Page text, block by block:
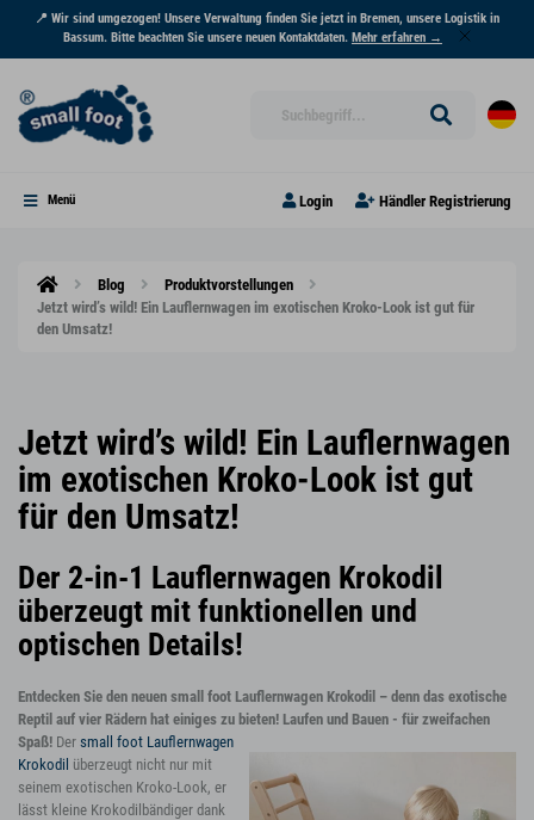
📍 Wir sind umgezogen! Unsere Verwaltung finden Sie jetzt in Bremen, unsere Logistik in
Bassum. Bitte beachten Sie unsere neuen Kontaktdaten. Mehr erfahren →
Menü Login Händler Registrierung
Blog
Produktvorstellungen
Jetzt wird’s wild! Ein Lauflernwagen im exotischen Kroko-Look ist gut für
den Umsatz!
Jetzt wird’s wild! Ein Lauflernwagen
im exotischen Kroko-Look ist gut
für den Umsatz!
Der 2-in-1 Lauflernwagen Krokodil
überzeugt mit funktionellen und
optischen Details!
Entdecken Sie den neuen small foot Lauflernwagen Krokodil – denn das exotische
Reptil auf vier Rädern hat einiges zu bieten! Laufen und Bauen - für zweifachen
Spaß! Der small foot Lauflernwagen
Krokodil überzeugt nicht nur mit
seinem exotischen Kroko-Look, er
lässt kleine Krokodilbändiger dank